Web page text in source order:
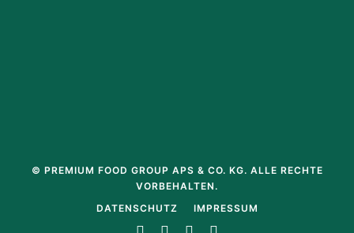
© PREMIUM FOOD GROUP APS & CO. KG. ALLE RECHTE
VORBEHALTEN.
DATENSCHUTZ
IMPRESSUM